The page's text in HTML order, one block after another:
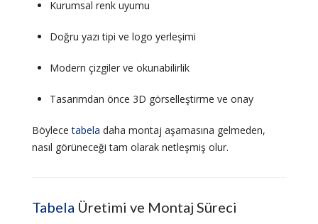
Kurumsal renk uyumu
Doğru yazı tipi ve logo yerleşimi
Modern çizgiler ve okunabilirlik
Tasarımdan önce 3D görselleştirme ve onay
Böylecetabela daha montaj aşamasına gelmeden,
nasıl görüneceği tam olarak netleşmiş olur.
Tabela Üretimi ve Montaj Süreci